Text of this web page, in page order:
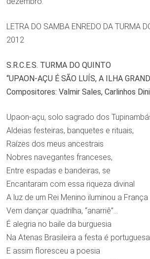
LETRA DO SAMBA ENREDO DA TURMA
2012
S.R.C.E.S. TURMA DO QUINTO
“UPAON-AÇU É SÃO LUÍS, A ILHA
Compositores: Valmir Sales, Carlinhos
Upaon-açu, solo sagrado dos
Aldeias festeiras, banquetes e rituais,
Raízes dos meus ancestrais
Nobres navegantes franceses,
Entre espadas e bandeiras, se
Encantaram com essa riqueza divinal
A luz de um Rei Menino iluminou a
Vem dançar quadrilha, “anarriê”…
É alegria no baile da burguesia
Na Atenas Brasileira a festa é
E assim floresceu a poesia